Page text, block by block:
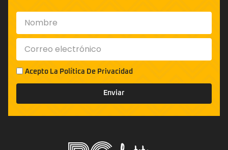
Acepto La Política De Privacidad
Enviar